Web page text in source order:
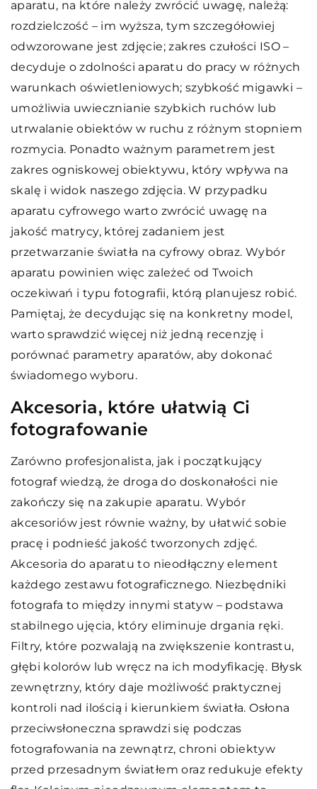
aparatu, na które należy zwrócić uwagę, należą:
rozdzielczość – im wyższa, tym szczegółowiej
odwzorowane jest zdjęcie; zakres czułości ISO –
decyduje o zdolności aparatu do pracy w różnych
warunkach oświetleniowych; szybkość migawki –
umożliwia uwiecznianie szybkich ruchów lub
utrwalanie obiektów w ruchu z różnym stopniem
rozmycia. Ponadto ważnym parametrem jest
zakres ogniskowej obiektywu, który wpływa na
skalę i widok naszego zdjęcia. W przypadku
aparatu cyfrowego warto zwrócić uwagę na
jakość matrycy, której zadaniem jest
przetwarzanie światła na cyfrowy obraz. Wybór
aparatu powinien więc zależeć od Twoich
oczekiwań i typu fotografii, którą planujesz robić.
Pamiętaj, że decydując się na konkretny model,
warto sprawdzić więcej niż jedną recenzję i
porównać parametry aparatów, aby dokonać
świadomego wyboru.
Akcesoria, które ułatwią Ci
fotografowanie
Zarówno profesjonalista, jak i początkujący
fotograf wiedzą, że droga do doskonałości nie
zakończy się na zakupie aparatu. Wybór
akcesoriów jest równie ważny, by ułatwić sobie
pracę i podnieść jakość tworzonych zdjęć.
Akcesoria do aparatu to nieodłączny element
każdego zestawu fotograficznego. Niezbędniki
fotografa to między innymi statyw – podstawa
stabilnego ujęcia, który eliminuje drgania ręki.
Filtry, które pozwalają na zwiększenie kontrastu,
głębi kolorów lub wręcz na ich modyfikację. Błysk
zewnętrzny, który daje możliwość praktycznej
kontroli nad ilością i kierunkiem światła. Osłona
przeciwsłoneczna sprawdzi się podczas
fotografowania na zewnątrz, chroni obiektyw
przed przesadnym światłem oraz redukuje efekty